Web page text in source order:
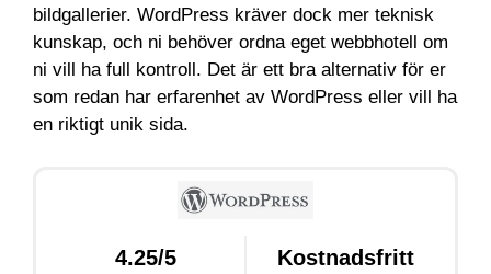
bildgallerier. WordPress kräver dock mer teknisk
kunskap, och ni behöver ordna eget webbhotell om
ni vill ha full kontroll. Det är ett bra alternativ för er
som redan har erfarenhet av WordPress eller vill ha
en riktigt unik sida.
4.25/5 Kostnadsfritt